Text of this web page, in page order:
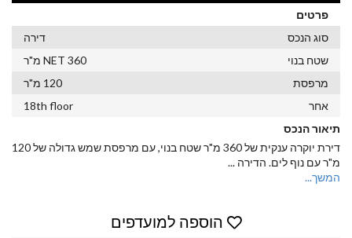
פרטים
סוג הנכס
דירה
שטח בנוי
360 NET מ"ר
מרפסת
120 מ"ר
אחר
18th floor
תיאור הנכס
דירת יוקרה ענקית של 360 מ"ר שטח בנוי, עם מרפסת שמש גדולה של 120
מ"ר עם נוף לים. הדירה ...
המשך...
הוספה למועדפים